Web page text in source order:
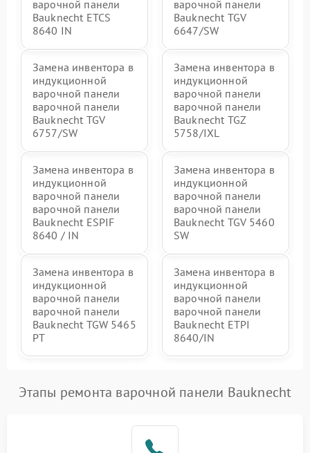
варочной панели
Bauknecht ETCS
8640 IN
варочной панели
Bauknecht TGV
6647/SW
Замена инвентора в
индукционной
варочной панели
варочной панели
Bauknecht TGV
6757/SW
Замена инвентора в
индукционной
варочной панели
варочной панели
Bauknecht TGZ
5758/IXL
Замена инвентора в
индукционной
варочной панели
варочной панели
Bauknecht ESPIF
8640 / IN
Замена инвентора в
индукционной
варочной панели
варочной панели
Bauknecht TGV 5460
SW
Замена инвентора в
индукционной
варочной панели
варочной панели
Bauknecht TGW 5465
PT
Замена инвентора в
индукционной
варочной панели
варочной панели
Bauknecht ETPI
8640/IN
Этапы ремонта варочной панели Bauknecht